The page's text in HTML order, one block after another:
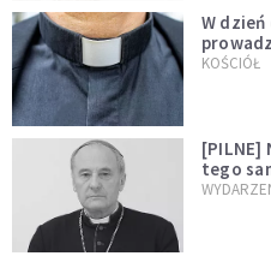
W dzień
kazał
KOŚCIÓŁ
[PILNE]
tego